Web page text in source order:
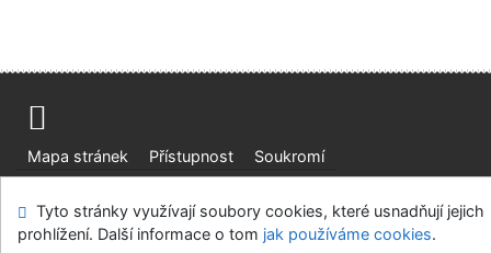
Mapa stránek Přístupnost
Soukromí
Ústavní soud, IČO: 48513687, se sídlem Joštova 625/8,
Tyto stránky využívají soubory cookies, které usnadňují jejich
prohlížení. Další informace o tom jak používáme cookies.